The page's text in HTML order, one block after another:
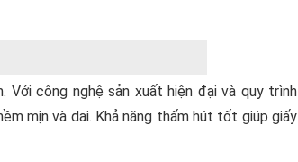
Với công nghệ sản xuất hiện đại và quy trình
mịn và dai. Khả năng thấm hút tốt giúp giấy